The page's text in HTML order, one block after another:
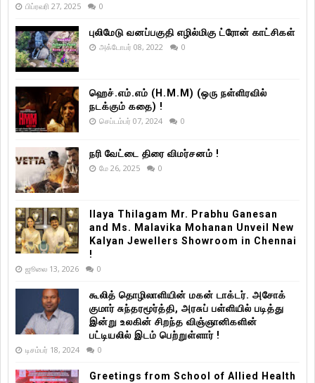
பிப்ரவரி 27, 2025 0
புலிமேடு வனப்பகுதி எழில்மிகு ட்ரோன் காட்சிகள்
அக்டோபர் 08, 2022 0
ஹெச்.எம்.எம் (H.M.M) (ஒரு நள்ளிரவில்
நடக்கும் கதை) !
செப்டம்பர் 07, 2024 0
நரி வேட்டை திரை விமர்சனம் !
மே 26, 2025 0
Ilaya Thilagam Mr. Prabhu Ganesan
and Ms. Malavika Mohanan Unveil New
Kalyan Jewellers Showroom in Chennai
!
ஜூலை 13, 2026 0
கூலித் தொழிலாளியின் மகன் டாக்டர். அசோக்
குமார் சுந்தரமூர்த்தி, அரசுப் பள்ளியில் படித்து
இன்று உலகின் சிறந்த விஞ்ஞானிகளின்
பட்டியலில் இடம் பெற்றுள்ளார் !
டிசம்பர் 18, 2024 0
Greetings from School of Allied Health